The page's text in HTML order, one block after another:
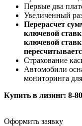
Первые два
Увеличенный
Перерасчет
ключевой
ключевой
Страхование
Автомобили
мониторинга
Купить в лизинг: 8-
Оформить заявку